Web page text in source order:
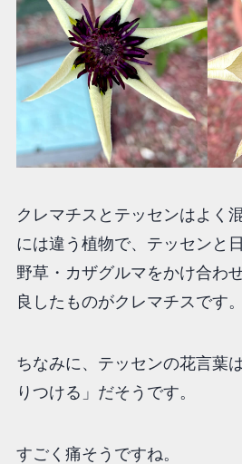
クレマチスとテッセンはよく
には違う植物で、テッセンと
野草・カザグルマをかけ合わ
良したものがクレマチスです。
ちなみに、テッセンの花言葉
りつける」だそうです。
すごく痛そうですね。